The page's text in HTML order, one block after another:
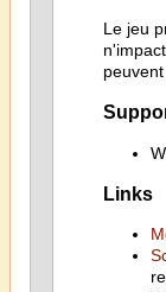
Le jeu
Links